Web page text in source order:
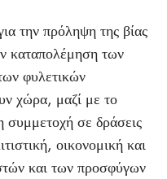
την πρόληψη της βίας
καταπολέμηση των
φυλετικών
χώρα, μαζί με το
συμμετοχή σε δράσεις
οικονομική και
και των προσφύγων